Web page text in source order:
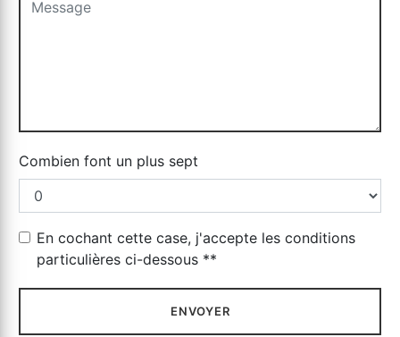
Combien font un plus sept
En cochant cette case, j'accepte les conditions
particulières ci-dessous **
ENVOYER